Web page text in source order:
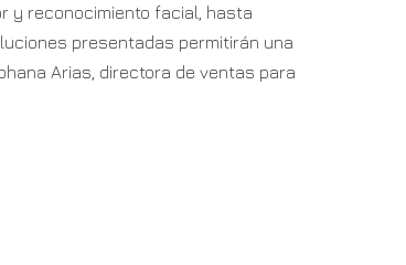
y reconocimiento facial, hasta
presentadas permitirán una
Arias, directora de ventas para